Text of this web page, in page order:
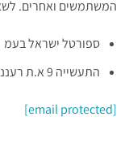
המשתמשים ואחרים.
ספורטל ישראל בעמ
התעשייה 9 א.ת רעננה, ישראל
[email protected]